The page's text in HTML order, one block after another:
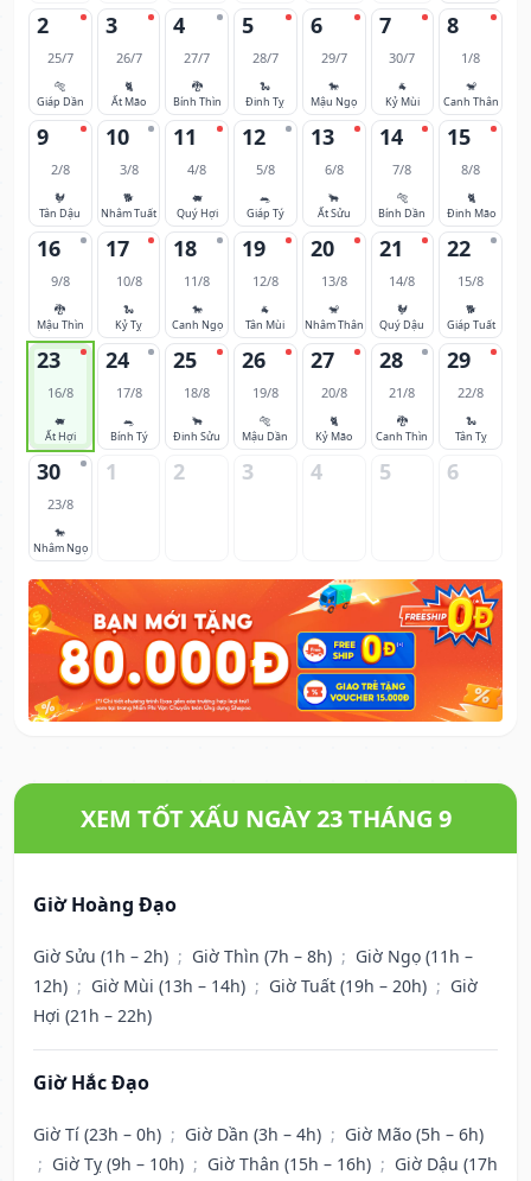
2
25/7
🐅
Giáp Dần
3
26/7
🐈
Ất Mão
4
27/7
🐉
Bính Thìn
5
28/7
🐍
Đinh Tỵ
6
29/7
🐎
Mậu Ngọ
7
30/7
🐐
Kỷ Mùi
8
1/8
🐒
Canh Thân
9
2/8
🐓
Tân Dậu
10
3/8
🐕
Nhâm Tuất
11
4/8
🐖
Quý Hợi
12
5/8
🐀
Giáp Tý
13
6/8
🐂
Ất Sửu
14
7/8
🐅
Bính Dần
15
8/8
🐈
Đinh Mão
16
9/8
🐉
Mậu Thìn
17
10/8
🐍
Kỷ Tỵ
18
11/8
🐎
Canh Ngọ
19
12/8
🐐
Tân Mùi
20
13/8
🐒
Nhâm Thân
21
14/8
🐓
Quý Dậu
22
15/8
🐕
Giáp Tuất
23
16/8
🐖
Ất Hợi
24
17/8
🐀
Bính Tý
25
18/8
🐂
Đinh Sửu
26
19/8
🐅
Mậu Dần
27
20/8
🐈
Kỷ Mão
28
21/8
🐉
Canh Thìn
29
22/8
🐍
Tân Tỵ
30
23/8
🐎
Nhâm Ngọ
1 2 3 4 5 6
XEM TỐT XẤU NGÀY 23 THÁNG 9
Giờ Hoàng Đạo
Giờ Sửu (1h – 2h) ; Giờ Thìn (7h – 8h) ; Giờ Ngọ (11h –
12h) ; Giờ Mùi (13h – 14h) ; Giờ Tuất (19h – 20h) ; Giờ
Hợi (21h – 22h)
Giờ Hắc Đạo
Giờ Tí (23h – 0h) ; Giờ Dần (3h – 4h) ; Giờ Mão (5h – 6h)
; Giờ Tỵ (9h – 10h) ; Giờ Thân (15h – 16h) ; Giờ Dậu (17h